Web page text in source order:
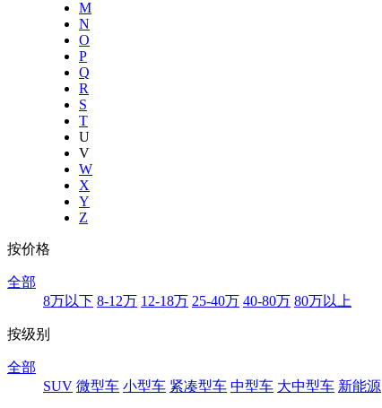
M
N
O
P
Q
R
S
T
U
V
W
X
Y
Z
按价格
全部
8万以下 8-12万 12-18万 25-40万 40-80万 80万以上
按级别
全部
SUV 微型车 小型车 紧凑型车 中型车 大中型车 新能源